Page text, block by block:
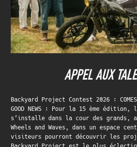
APPEL AUX
Backyard Project Contest 2026 : COMES
GOOD NEWS : Pour la 15 ème
s’installe dans la cour des grands,
Wheels and Waves, dans un espace
visiteurs pourront découvrir les